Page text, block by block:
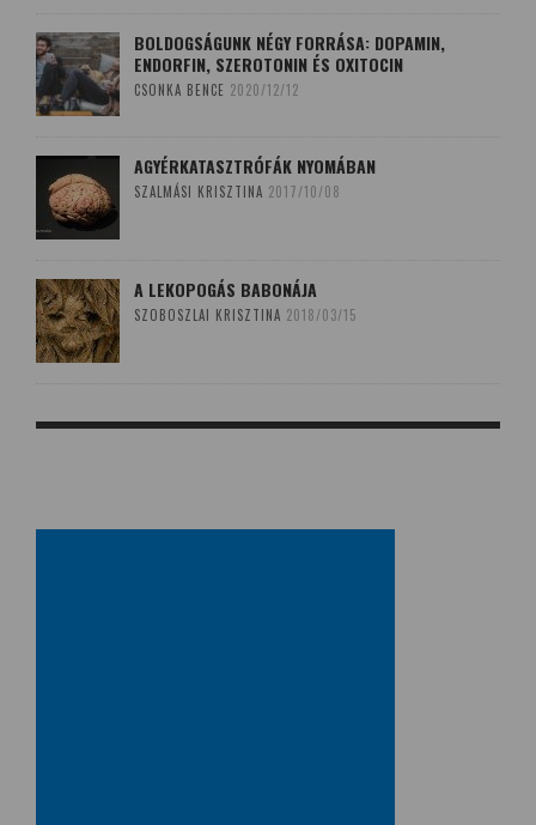
BOLDOGSÁGUNK NÉGY FORRÁSA: DOPAMIN,
ENDORFIN, SZEROTONIN ÉS OXITOCIN
CSONKA BENCE 2020/12/12
AGYÉRKATASZTRÓFÁK NYOMÁBAN
SZALMÁSI KRISZTINA 2017/10/08
A LEKOPOGÁS BABONÁJA
SZOBOSZLAI KRISZTINA 2018/03/15